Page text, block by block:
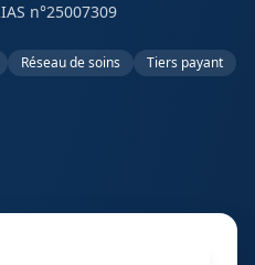
n°25007309
Réseau de soins
Tiers payant